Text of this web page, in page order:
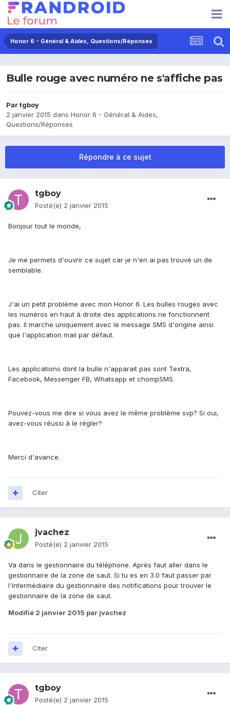
Honor 6 - Général & Aides, Questions/Réponses
Bulle rouge avec numéro ne s'affiche pas
Partgboy
2 janvier 2015 dans Honor 6 - Général & Aides,
Questions/Réponses
Répondre à ce sujet
tgboy
Posté(e) 2 janvier 2015
Bonjour tout le monde,
Je me permets d'ouvrir ce sujet car je n'en ai pas trouvé un de
semblable.
J'ai un petit problème avec mon Honor 6. Les bulles rouges avec
les numéros en haut à droite des applications ne fonctionnent
pas. Il marche uniquement avec le message SMS d'origine ainsi
que l'application mail par défaut.
Les applications dont la bulle n'apparait pas sont Textra,
Facebook, Messenger FB, Whatsapp et chompSMS.
Pouvez-vous me dire si vous avez le même problème svp? Si oui,
avez-vous réussi à le régler?
Merci d'avance.
Citer
jvachez
Posté(e) 2 janvier 2015
Va dans le gestionnaire du téléphone. Après faut aller dans le
gestionnaire de la zone de saut. Si tu es en 3.0 faut passer par
l'intermédiaire du gestionnaire des notifications pour trouver le
gestionnaire de la zone de saut.
Modifié 2 janvier 2015 par jvachez
Citer
tgboy
Posté(e) 2 janvier 2015